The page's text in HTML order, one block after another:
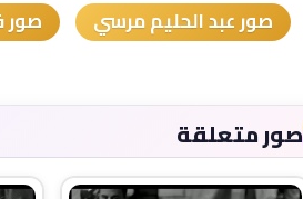
صور عبد الحليم مرسي
صور
صور متعلقة